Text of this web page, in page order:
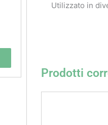
Utilizzato in
Prodotti